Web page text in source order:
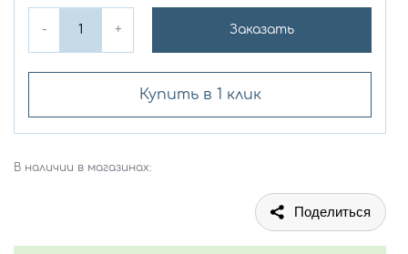
- + Заказать
Купить в 1 клик
В наличии в магазинах:
Поделиться